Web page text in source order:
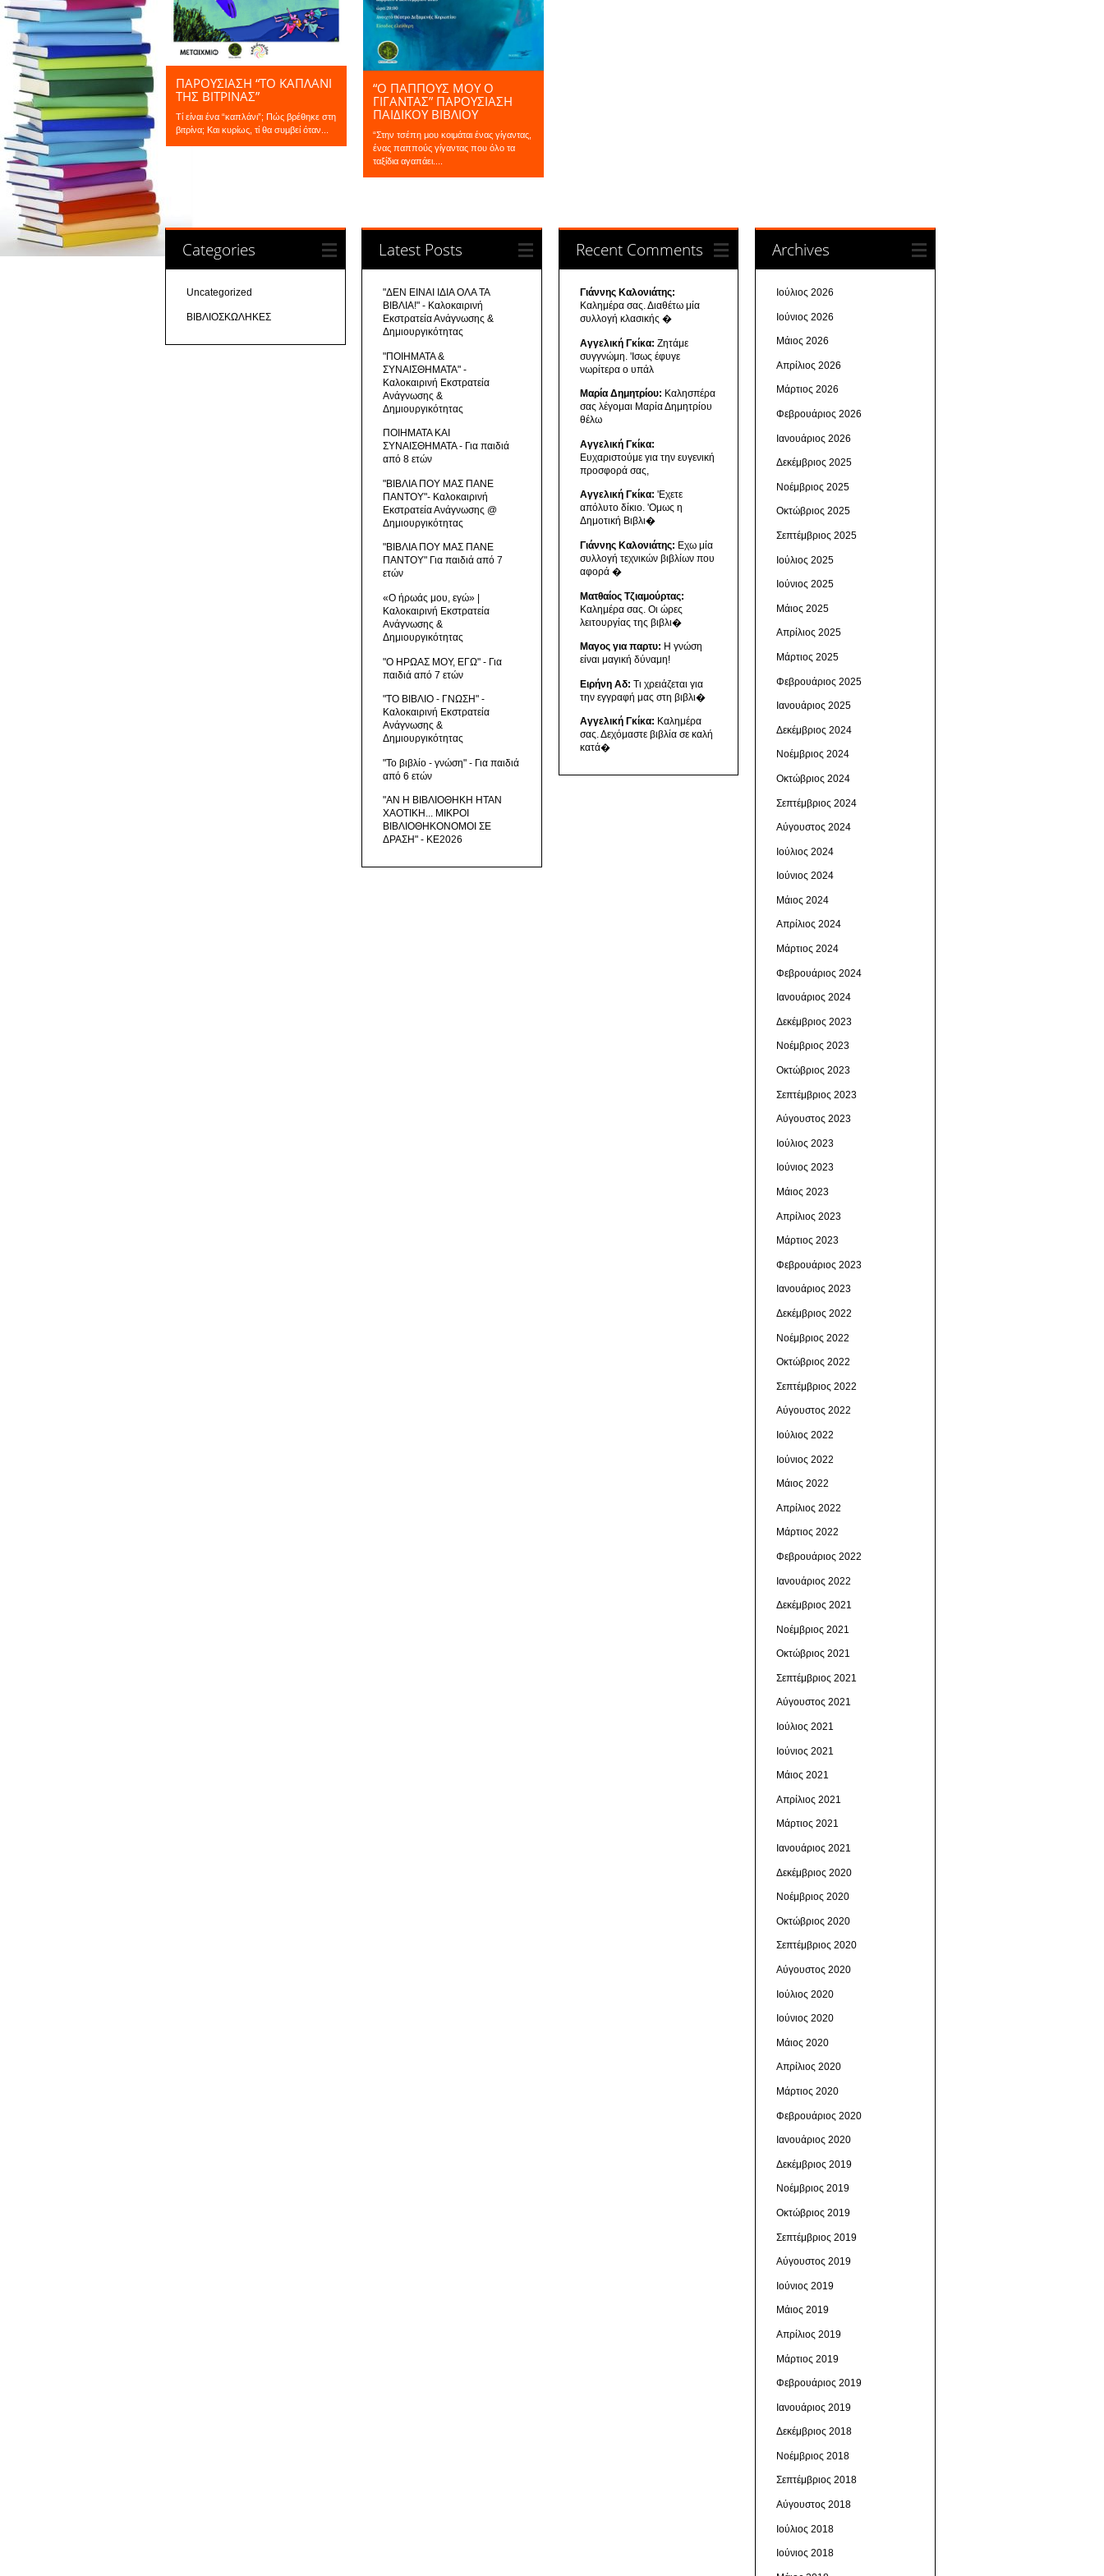
ΠΑΡΟΥΣΙΑΣΗ “ΤΟ ΚΑΠΛΆΝΙ
ΤΗΣ ΒΙΤΡΊΝΑΣ”
Τί είναι ένα “καπλάνι”; Πώς βρέθηκε στη
βιτρίνα; Και κυρίως, τί θα συμβεί όταν...
“Ο ΠΑΠΠΟΎΣ ΜΟΥ Ο
ΓΊΓΑΝΤΑΣ” ΠΑΡΟΥΣΙΑΣΗ
ΠΑΙΔΙΚΟΥ ΒΙΒΛΙΟΥ
“Στην τσέπη μου κοιμάται ένας γίγαντας,
ένας παππούς γίγαντας που όλο τα
ταξίδια αγαπάει....
Categories
Uncategorized
ΒΙΒΛΙΟΣΚΩΛΗΚΕΣ
Latest Posts
"ΔΕΝ ΕΙΝΑΙ ΙΔΙΑ ΟΛΑ ΤΑ
ΒΙΒΛΙΑ!" - Καλοκαιρινή
Εκστρατεία Ανάγνωσης &
Δημιουργικότητας
"ΠΟΙΗΜΑΤΑ &
ΣΥΝΑΙΣΘΗΜΑΤΑ" -
Καλοκαιρινή Εκστρατεία
Ανάγνωσης &
Δημιουργικότητας
ΠΟΙΗΜΑΤΑ ΚΑΙ
ΣΥΝΑΙΣΘΗΜΑΤΑ - Για παιδιά
από 8 ετών
"ΒΙΒΛΙΑ ΠΟΥ ΜΑΣ ΠΑΝΕ
ΠΑΝΤΟΥ"- Καλοκαιρινή
Εκστρατεία Ανάγνωσης @
Δημιουργικότητας
"ΒΙΒΛΙΑ ΠΟΥ ΜΑΣ ΠΑΝΕ
ΠΑΝΤΟΥ" Για παιδιά από 7
ετών
«Ο ήρωάς μου, εγώ» |
Καλοκαιρινή Εκστρατεία
Ανάγνωσης &
Δημιουργικότητας
"Ο ΗΡΩΑΣ ΜΟΥ, ΕΓΩ" - Για
παιδιά από 7 ετών
"ΤΟ ΒΙΒΛΙΟ - ΓΝΩΣΗ" -
Καλοκαιρινή Εκστρατεία
Ανάγνωσης &
Δημιουργικότητας
"Το βιβλίο - γνώση" - Για παιδιά
από 6 ετών
"ΑΝ Η ΒΙΒΛΙΟΘΗΚΗ ΗΤΑΝ
ΧΑΟΤΙΚΗ... ΜΙΚΡΟΙ
ΒΙΒΛΙΟΘΗΚΟΝΟΜΟΙ ΣΕ
ΔΡΑΣΗ" - ΚΕ2026
Recent Comments
Γιάννης Καλονιάτης:
Καλημέρα σας. Διαθέτω μία
συλλογή κλασικής �
Αγγελική Γκίκα: Ζητάμε
συγγνώμη. 'Ισως έφυγε
νωρίτερα ο υπάλ
Μαρία Δημητρίου: Καλησπέρα
σας λέγομαι Μαρία Δημητρίου
θέλω
Αγγελική Γκίκα:
Ευχαριστούμε για την ευγενική
προσφορά σας,
Αγγελική Γκίκα: 'Εχετε
απόλυτο δίκιο. 'Ομως η
Δημοτική Βιβλι�
Γιάννης Καλονιάτης: Εχω μία
συλλογή τεχνικών βιβλίων που
αφορά �
Ματθαίος Τζιαμούρτας:
Καλημέρα σας. Οι ώρες
λειτουργίας της βιβλι�
Μαγος για παρτυ: Η γνώση
είναι μαγική δύναμη!
Ειρήνη Αδ: Τι χρειάζεται για
την εγγραφή μας στη βιβλι�
Αγγελική Γκίκα: Καλημέρα
σας. Δεχόμαστε βιβλία σε καλή
κατά�
Archives
Ιούλιος 2026
Ιούνιος 2026
Μάιος 2026
Απρίλιος 2026
Μάρτιος 2026
Φεβρουάριος 2026
Ιανουάριος 2026
Δεκέμβριος 2025
Νοέμβριος 2025
Οκτώβριος 2025
Σεπτέμβριος 2025
Ιούλιος 2025
Ιούνιος 2025
Μάιος 2025
Απρίλιος 2025
Μάρτιος 2025
Φεβρουάριος 2025
Ιανουάριος 2025
Δεκέμβριος 2024
Νοέμβριος 2024
Οκτώβριος 2024
Σεπτέμβριος 2024
Αύγουστος 2024
Ιούλιος 2024
Ιούνιος 2024
Μάιος 2024
Απρίλιος 2024
Μάρτιος 2024
Φεβρουάριος 2024
Ιανουάριος 2024
Δεκέμβριος 2023
Νοέμβριος 2023
Οκτώβριος 2023
Σεπτέμβριος 2023
Αύγουστος 2023
Ιούλιος 2023
Ιούνιος 2023
Μάιος 2023
Απρίλιος 2023
Μάρτιος 2023
Φεβρουάριος 2023
Ιανουάριος 2023
Δεκέμβριος 2022
Νοέμβριος 2022
Οκτώβριος 2022
Σεπτέμβριος 2022
Αύγουστος 2022
Ιούλιος 2022
Ιούνιος 2022
Μάιος 2022
Απρίλιος 2022
Μάρτιος 2022
Φεβρουάριος 2022
Ιανουάριος 2022
Δεκέμβριος 2021
Νοέμβριος 2021
Οκτώβριος 2021
Σεπτέμβριος 2021
Αύγουστος 2021
Ιούλιος 2021
Ιούνιος 2021
Μάιος 2021
Απρίλιος 2021
Μάρτιος 2021
Ιανουάριος 2021
Δεκέμβριος 2020
Νοέμβριος 2020
Οκτώβριος 2020
Σεπτέμβριος 2020
Αύγουστος 2020
Ιούλιος 2020
Ιούνιος 2020
Μάιος 2020
Απρίλιος 2020
Μάρτιος 2020
Φεβρουάριος 2020
Ιανουάριος 2020
Δεκέμβριος 2019
Νοέμβριος 2019
Οκτώβριος 2019
Σεπτέμβριος 2019
Αύγουστος 2019
Ιούνιος 2019
Μάιος 2019
Απρίλιος 2019
Μάρτιος 2019
Φεβρουάριος 2019
Ιανουάριος 2019
Δεκέμβριος 2018
Νοέμβριος 2018
Σεπτέμβριος 2018
Αύγουστος 2018
Ιούλιος 2018
Ιούνιος 2018